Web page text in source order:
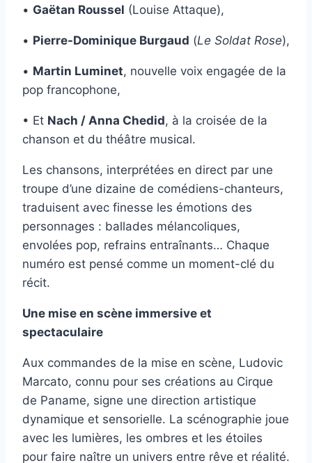
• Gaëtan Roussel (Louise Attaque),
• Pierre-Dominique Burgaud (Le Soldat Rose),
• Martin Luminet, nouvelle voix engagée de la
pop francophone,
• Et Nach / Anna Chedid, à la croisée de la
chanson et du théâtre musical.
Les chansons, interprétées en direct par une
troupe d’une dizaine de comédiens-chanteurs,
traduisent avec finesse les émotions des
personnages : ballades mélancoliques,
envolées pop, refrains entraînants… Chaque
numéro est pensé comme un moment-clé du
récit.
Une mise en scène immersive et
spectaculaire
Aux commandes de la mise en scène, Ludovic
Marcato, connu pour ses créations au Cirque
de Paname, signe une direction artistique
dynamique et sensorielle. La scénographie joue
avec les lumières, les ombres et les étoiles
pour faire naître un univers entre rêve et réalité.